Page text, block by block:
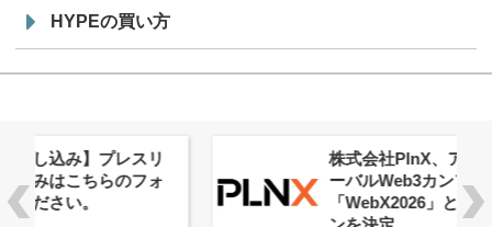
HYPEの買い方
株式会社PlnX、アジア最大級のグロ
ーバルWeb3カンファレンス
「WebX2026」とのコラボレーショ